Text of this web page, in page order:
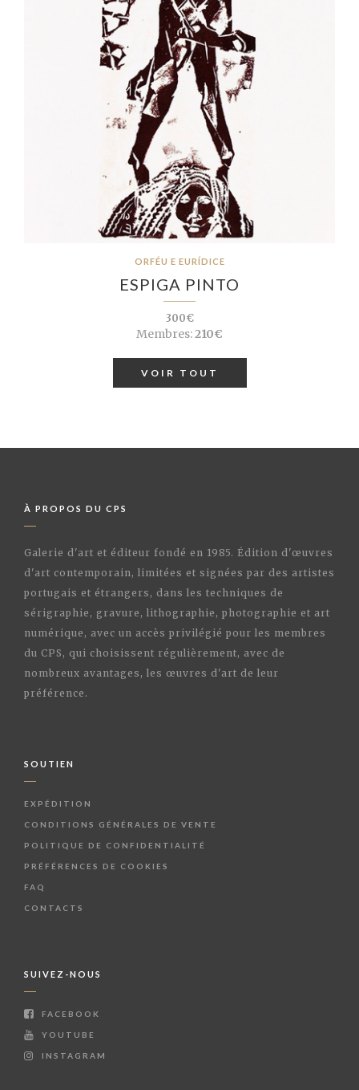
ORFÉU E EURÍDICE
ESPIGA PINTO
300€
Membres:210€
VOIR TOUT
À PROPOS DU CPS
Galerie d'art et éditeur fondé en 1985. Édition d'œuvres
d'art contemporain, limitées et signées par des artistes
portugais et étrangers, dans les techniques de
sérigraphie, gravure, lithographie, photographie et art
numérique, avec un accès privilégié pour les membres
du CPS, qui choisissent régulièrement, avec de
nombreux avantages, les œuvres d'art de leur
préférence.
SOUTIEN
EXPÉDITION
CONDITIONS GÉNÉRALES DE VENTE
POLITIQUE DE CONFIDENTIALITÉ
PRÉFÉRENCES DE COOKIES
FAQ
CONTACTS
SUIVEZ-NOUS
FACEBOOK
YOUTUBE
INSTAGRAM